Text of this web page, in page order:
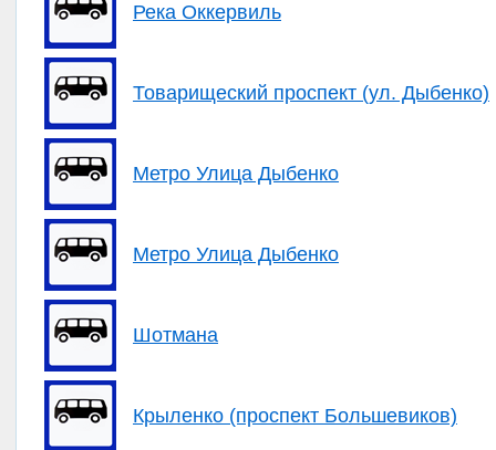
Река Оккервиль
Товарищеский проспект (ул. Дыбенко)
Метро Улица Дыбенко
Метро Улица Дыбенко
Шотмана
Крыленко (проспект Большевиков)